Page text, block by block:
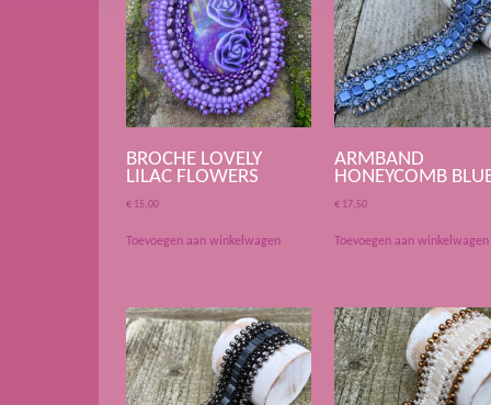
BROCHE LOVELY
LILAC FLOWERS
€ 15,00
Toevoegen aan winkelwagen
ARMBAND
HONEYCOMB
€ 17,50
Toevoegen aan winkelwagen